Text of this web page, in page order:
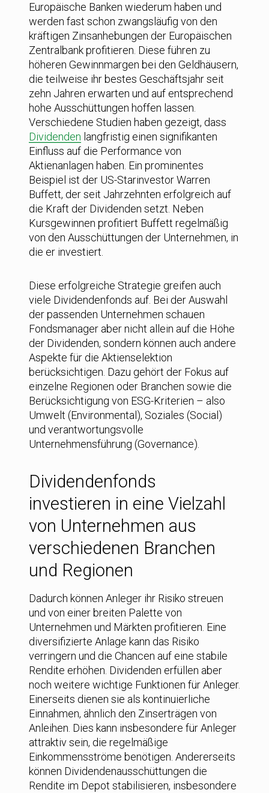
Europäische Banken wiederum haben und
werden fast schon zwangsläufig von den
kräftigen Zinsanhebungen der Europäischen
Zentralbank profitieren. Diese führen zu
höheren Gewinnmargen bei den Geldhäusern,
die teilweise ihr bestes Geschäftsjahr seit
zehn Jahren erwarten und auf entsprechend
hohe Ausschüttungen hoffen lassen.
Verschiedene Studien haben gezeigt, dass
Dividenden langfristig einen signifikanten
Einfluss auf die Performance von
Aktienanlagen haben. Ein prominentes
Beispiel ist der US-Starinvestor Warren
Buffett, der seit Jahrzehnten erfolgreich auf
die Kraft der Dividenden setzt. Neben
Kursgewinnen profitiert Buffett regelmäßig
von den Ausschüttungen der Unternehmen, in
die er investiert.
Diese erfolgreiche Strategie greifen auch
viele Dividendenfonds auf. Bei der Auswahl
der passenden Unternehmen schauen
Fondsmanager aber nicht allein auf die Höhe
der Dividenden, sondern können auch andere
Aspekte für die Aktienselektion
berücksichtigen. Dazu gehört der Fokus auf
einzelne Regionen oder Branchen sowie die
Berücksichtigung von ESG-Kriterien – also
Umwelt (Environmental), Soziales (Social)
und verantwortungsvolle
Unternehmensführung (Governance).
Dividendenfonds
investieren in eine Vielzahl
von Unternehmen aus
verschiedenen Branchen
und Regionen
Dadurch können Anleger ihr Risiko streuen
und von einer breiten Palette von
Unternehmen und Märkten profitieren. Eine
diversifizierte Anlage kann das Risiko
verringern und die Chancen auf eine stabile
Rendite erhöhen. Dividenden erfüllen aber
noch weitere wichtige Funktionen für Anleger.
Einerseits dienen sie als kontinuierliche
Einnahmen, ähnlich den Zinserträgen von
Anleihen. Dies kann insbesondere für Anleger
attraktiv sein, die regelmäßige
Einkommensströme benötigen. Andererseits
können Dividendenausschüttungen die
Rendite im Depot stabilisieren, insbesondere